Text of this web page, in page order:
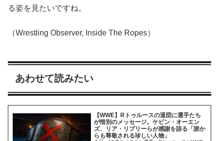
る姿を見たいですね。
（Wrestling Observer, Inside The Ropes）
あわせて読みたい
【WWE】Rトゥルースの退団に選手たち
が惜別のメッセージ。ケビン・オーエン
ズ、リア・リプリーらが感謝を語る「誰か
らも尊敬される珍しい人物」